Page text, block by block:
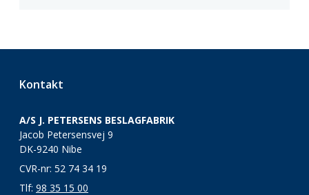
Kontakt
A/S J. PETERSENS BESLAGFABRIK
Jacob Petersensvej 9
DK-9240 Nibe
CVR-nr: 52 74 34 19
Tlf: 98 35 15 00